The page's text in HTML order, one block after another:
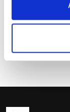
Kérdések és